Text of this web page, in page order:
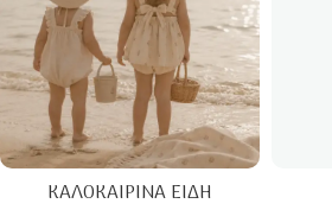
ΚΑΛΟΚΑΙΡΙΝΑ ΕΊΔΗ